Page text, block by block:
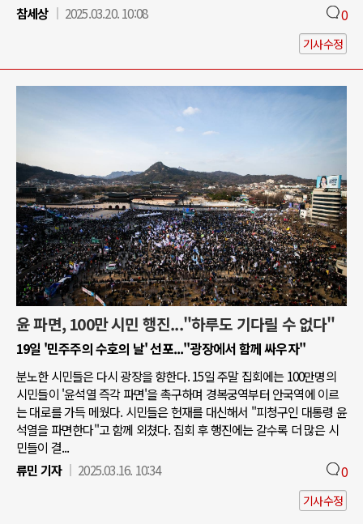
참세상
2025.03.20. 10:08 0
기사수정
윤 파면, 100만 시민 행진..."하루도 기다릴 수 없다"
19일 '민주주의 수호의 날' 선포..."광장에서 함께 싸우자"
분노한 시민들은 다시 광장을 향한다. 15일 주말 집회에는 100만명의
시민들이 '윤석열 즉각 파면'을 촉구하며 경복궁역부터 안국역에 이르
는 대로를 가득 메웠다. 시민들은 헌재를 대신해서 "피청구인 대통령 윤
석열을 파면한다"고 함께 외쳤다. 집회 후 행진에는 갈수록 더 많은 시
민들이 결...
류민 기자
2025.03.16. 10:34 0
기사수정